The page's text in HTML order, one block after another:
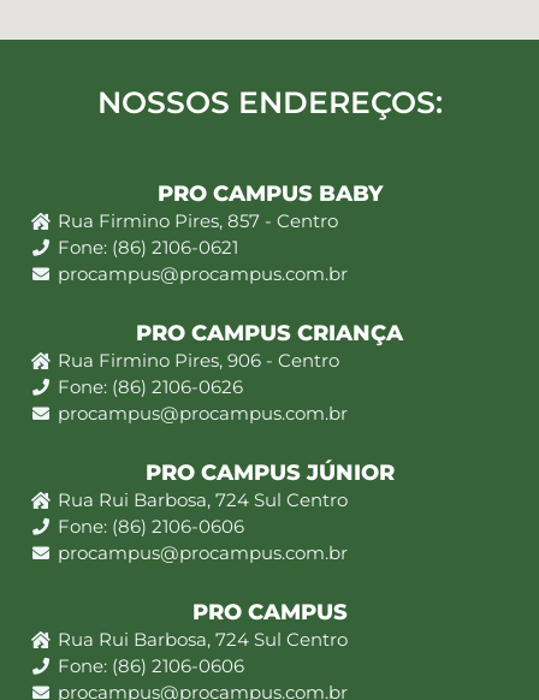
NOSSOS ENDEREÇOS:
PRO CAMPUS BABY
Rua Firmino Pires, 857 - Centro
Fone: (86) 2106-0621
procampus@procampus.com.br
PRO CAMPUS CRIANÇA
Rua Firmino Pires, 906 - Centro
Fone: (86) 2106-0626
procampus@procampus.com.br
PRO CAMPUS JÚNIOR
Rua Rui Barbosa, 724 Sul Centro
Fone: (86) 2106-0606
procampus@procampus.com.br
PRO CAMPUS
Rua Rui Barbosa, 724 Sul Centro
Fone: (86) 2106-0606
procampus@procampus.com.br